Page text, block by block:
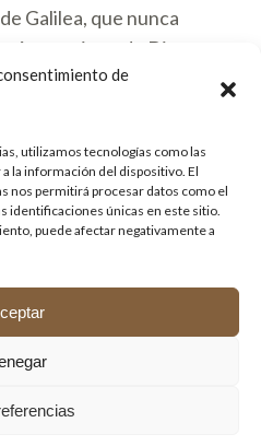
de
utilizamos tecnologías como las
la información del dispositivo. El
nos permitirá procesar datos como el
identificaciones únicas en este sitio.
puede afectar negativamente a
Galilea, que nunca
que viene de Dios y
la muerte y
y
Poderoso nos pueda
de su ternura.
11
medio de una mujer,
de los hombres tu